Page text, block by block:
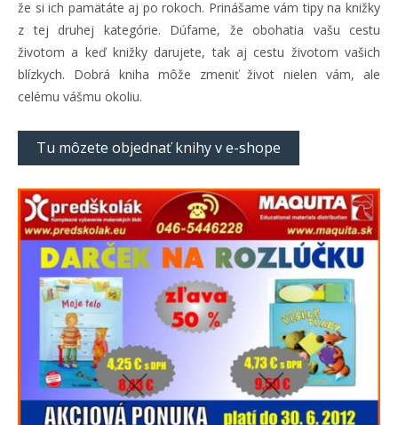
že si ich pamätáte aj po rokoch. Prinášame vám tipy na knižky
z tej druhej kategórie. Dúfame, že obohatia vašu cestu
životom a keď knižky darujete, tak aj cestu životom vašich
blízkych. Dobrá kniha môže zmeniť život nielen vám, ale
celému vášmu okoliu.
Tu môzete objednať knihy v e-shope